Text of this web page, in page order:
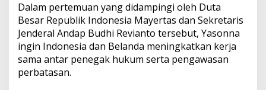
e
r
a
n
g
i
Dalam pertemuan yang didampingi oleh Duta
Besar Republik Indonesia Mayertas dan Sekretaris
Jenderal Andap Budhi Revianto tersebut, Yasonna
ingin Indonesia dan Belanda meningkatkan kerja
sama antar penegak hukum serta pengawasan
perbatasan.